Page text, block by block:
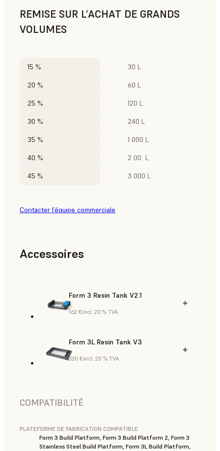
REMISE SUR L’ACHAT DE GRANDS
VOLUMES
15 % 30 L
20 % 60 L
25 % 120 L
30 % 240 L
35 % 1 000 L
40 % 2 00 L
45 % 3 000 L
Contacter l’équipe commerciale
Accessoires
Form 3 Resin Tank V2.1
162 €incl. 20 % TVA
Form 3L Resin Tank V3
330 €incl. 20 % TVA
COMPATIBILITÉ
PLATEFORME DE FABRICATION COMPATIBLE
Form 3 Build Platform, Form 3 Build Platform 2, Form 3
Stainless Steel Build Platform, Form 3L Build Platform,